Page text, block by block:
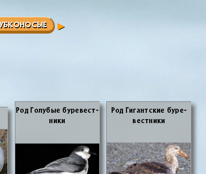
Род Го­лу­бые бу­ре­вест­
ни­ки
Род Ги­гант­ские бу­ре­
вест­ни­ки